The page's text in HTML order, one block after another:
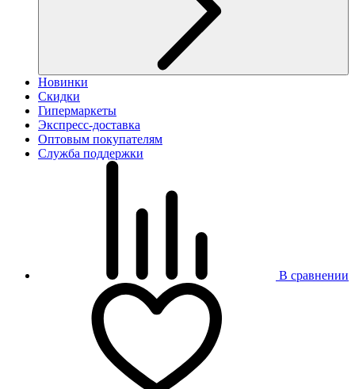
Новинки
Скидки
Гипермаркеты
Экспресс-доставка
Оптовым покупателям
Служба поддержки
В сравнении